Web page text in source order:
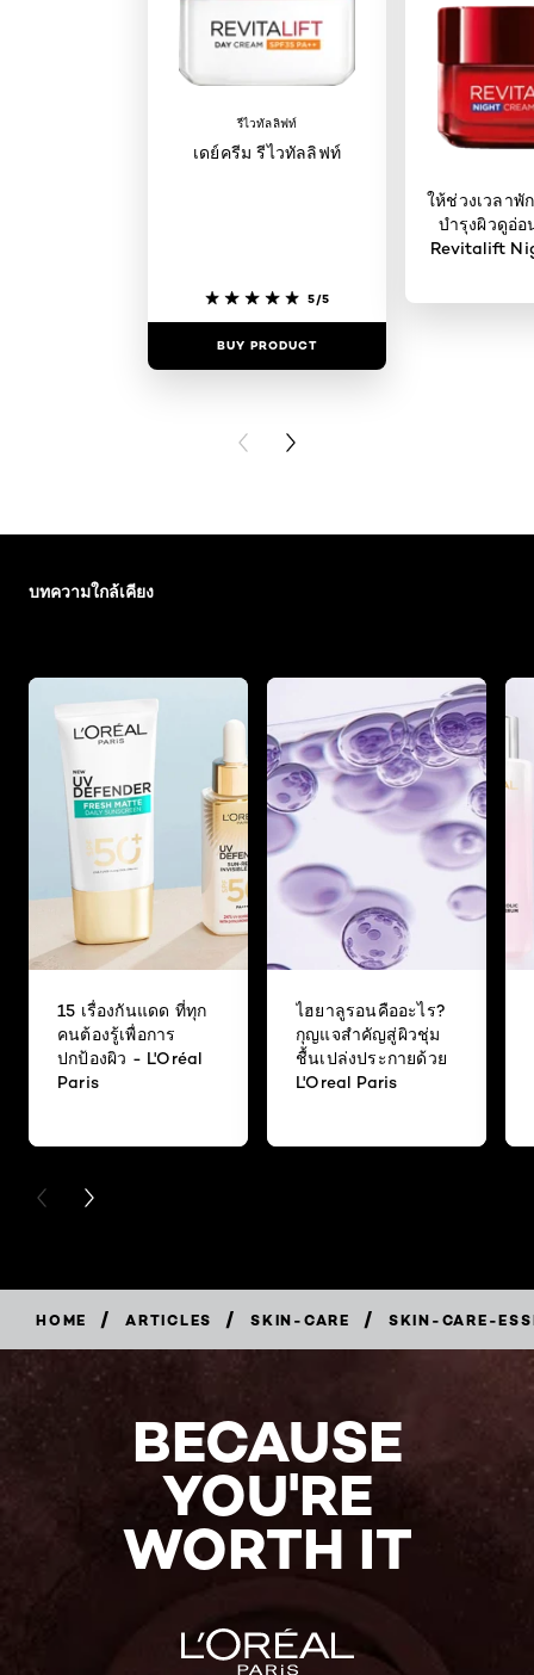
รีไวทัลลิฟท์
เดย์ครีม รีไวทัลลิฟท์
5/5
BUY PRODUCT
ให้ช่วงเวลา
บำรุงผิวดูอ่อ
Revitalift
PREVIOUS CARD
NEXT CARD
บทความใกล้เคียง
15 เรื่องกันแดด ที่ทุก
คนต้องรู้เพื่อการ
ปกป้องผิว - L'Oréal
Paris
ไฮยาลูรอนคืออะไร?
กุญแจสำคัญสู่ผิวชุ่ม
ชื้นเปล่งประกายด้วย
L'Oreal Paris
PREVIOUS CARD
NEXT CARD
HOME / ARTICLES / SKIN-CARE / SKIN-CARE-
BECAUSE
YOU'RE
WORTH IT